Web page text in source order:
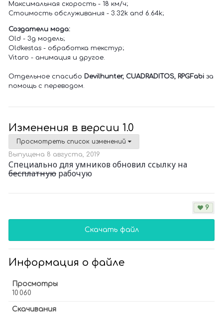
Максимальная скорость - 18 км/ч;
Стоимость обслуживания - 3.32k and 6.64k;
Создатели мода:
Old - 3д модель;
Oldkestas - обработка текстур;
Vitaro - анимация и другое.
Отдельное спасибо Devilhunter, CUADRADITOS, RPGFabi за
помощь с переводом.
Изменения в версии 1.0
Просмотреть список изменений
Выпущена 8 августа, 2019
Специально для умников обновил ссылку на
бесплатную рабочую
9
Скачать файл
Информация о файле
Просмотры
10 060
Скачивания